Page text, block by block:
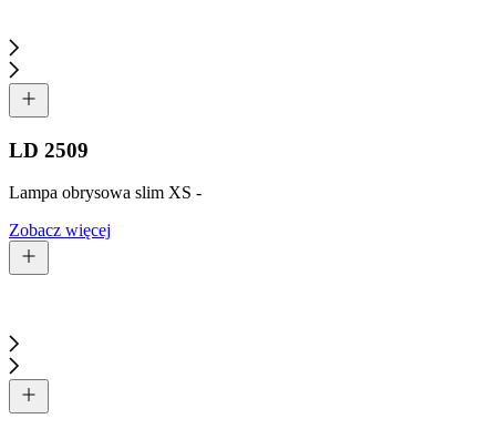
LD 2509
Lampa obrysowa slim XS -
Zobacz więcej